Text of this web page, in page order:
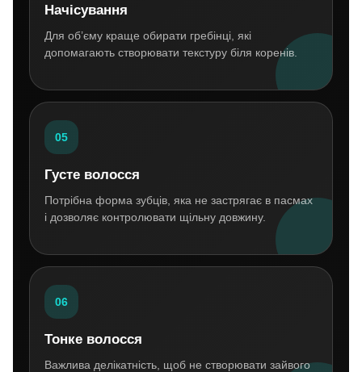
Начісування
Для об’єму краще обирати гребінці, які
допомагають створювати текстуру біля коренів.
05
Густе волосся
Потрібна форма зубців, яка не застрягає в пасмах
і дозволяє контролювати щільну довжину.
06
Тонке волосся
Важлива делікатність, щоб не створювати зайвого